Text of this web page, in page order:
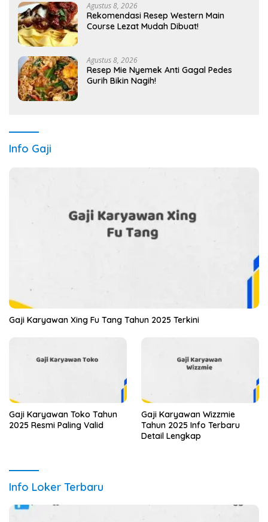
Agustus 8, 2026
Rekomendasi Resep Western Main
Course Lezat Mudah Dibuat!
Agustus 8, 2026
Resep Mie Nyemek Anti Gagal Pedes
Gurih Bikin Nagih!
Info Gaji
Gaji Karyawan Xing Fu Tang Tahun 2025 Terkini
Gaji Karyawan Toko Tahun
2025 Resmi Paling Valid
Gaji Karyawan Wizzmie
Tahun 2025 Info Terbaru
Detail Lengkap
Info Loker Terbaru